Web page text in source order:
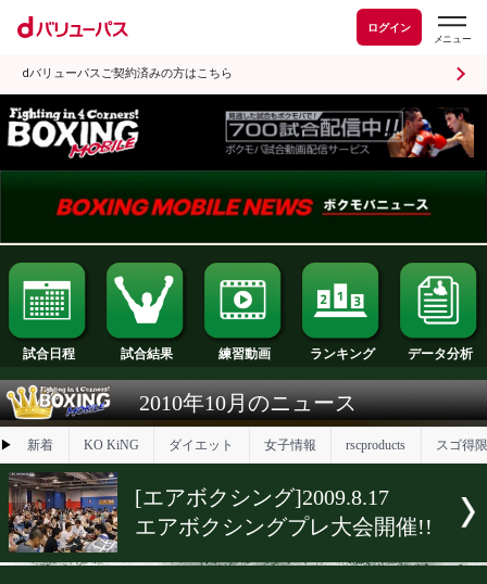
ログイン
dバリューパスご契約済みの方はこちら
試合日程 試合結果 練習動画 ランキング
2010年10月のニュース
▶ 新着 KO KiNG ダイエット 女子情報